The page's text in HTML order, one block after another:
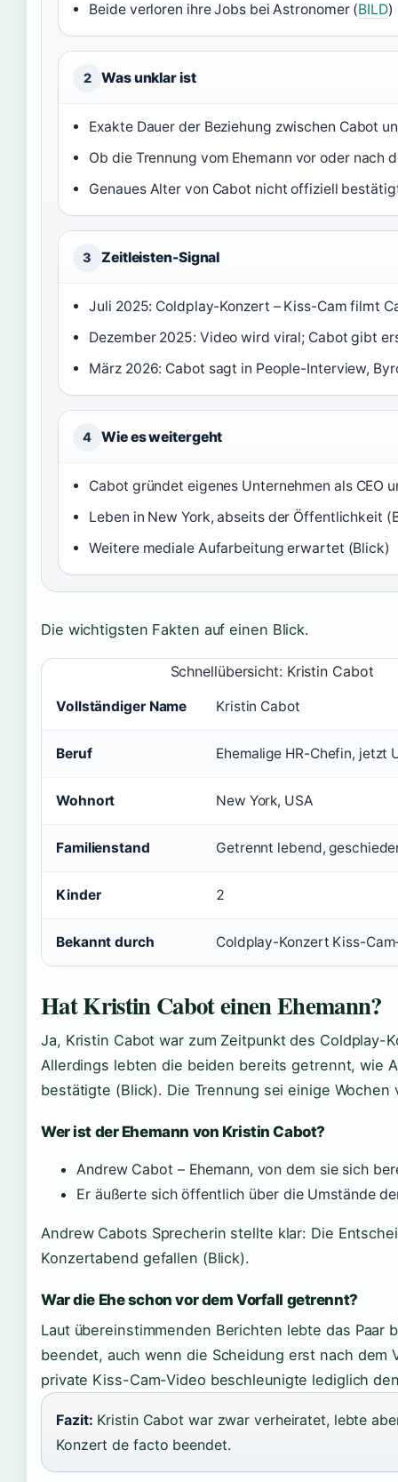
Beide verloren ihre Jobs bei Astronomer (BILD)
2 Was unklar ist
Exakte Dauer der Beziehung zwischen Cabot
Ob die Trennung vom Ehemann vor oder nach
Genaues Alter von Cabot nicht offiziell
3 Zeitleisten-Signal
Juli 2025: Coldplay-Konzert – Kiss-Cam filmt
Dezember 2025: Video wird viral; Cabot gibt
März 2026: Cabot sagt in People-Interview,
4 Wie es weitergeht
Cabot gründet eigenes Unternehmen als CEO
Leben in New York, abseits der Öffentlichkeit
Weitere mediale Aufarbeitung erwartet (Blick)
Die wichtigsten Fakten auf einen Blick.
Schnellübersicht: Kristin Cabot
Vollständiger Name Kristin Cabot
Beruf Ehemalige HR-Chefin, jetzt
Wohnort New York, USA
Familienstand Getrennt lebend,
Kinder 2
Bekannt durch Coldplay-Konzert Kiss-
Hat Kristin Cabot einen Ehemann?
Ja, Kristin Cabot war zum Zeitpunkt des Coldplay-
Allerdings lebten die beiden bereits getrennt, wie
bestätigte (Blick). Die Trennung sei einige
Wer ist der Ehemann von Kristin Cabot?
Andrew Cabot – Ehemann, von dem sie sich
Er äußerte sich öffentlich über die Umstände
Andrew Cabots Sprecherin stellte klar: Die
Konzertabend gefallen (Blick).
War die Ehe schon vor dem Vorfall getrennt?
Laut übereinstimmenden Berichten lebte das Paar
beendet, auch wenn die Scheidung erst nach dem
private Kiss-Cam-Video beschleunigte lediglich
Fazit: Kristin Cabot war zwar verheiratet, lebte
Konzert de facto beendet.